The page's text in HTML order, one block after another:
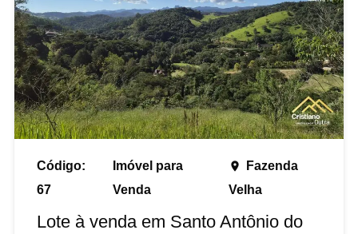
Código:
67
Imóvel para
Venda
place
Fazenda
Velha
Lote à venda em Santo Antônio do